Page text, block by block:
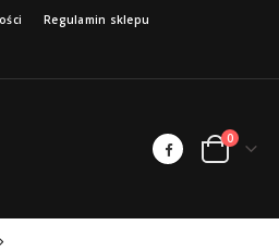
Regulamin sklepu
0